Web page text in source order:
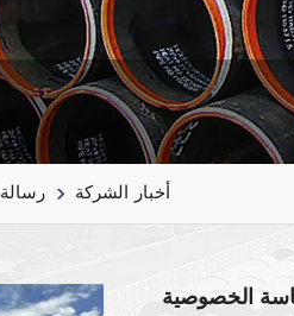
رسالة أخبار الشركة
الخصوصية